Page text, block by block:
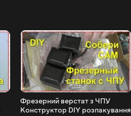
Фрезерний верстат з ЧПУ
Конструктор DIY розпакування